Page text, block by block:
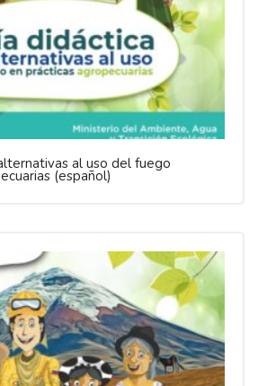
al uso del fuego
(español)